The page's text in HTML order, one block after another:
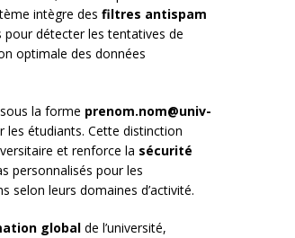
intègre des filtres antispam
détecter les tentatives de
optimale des données
la forme prenom.nom@univ-
les étudiants. Cette distinction
et renforce la sécurité
personnalisés pour les
selon leurs domaines d’activité.
global de l’université,